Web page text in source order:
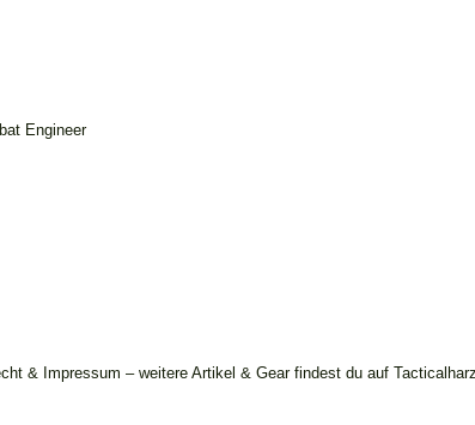
Engineer
& Impressum – weitere Artikel & Gear findest du auf